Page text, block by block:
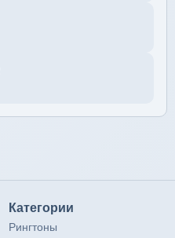
Категории
Рингтоны